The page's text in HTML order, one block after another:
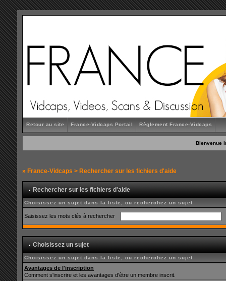
Retour au site France-Vidcaps Portail Règlement France-Vidcaps
Bienvenue
» France-Vidcaps > Rechercher sur les fichiers d'aide
Rechercher sur les fichiers d'aide
Choisissez un sujet dans la liste, ou recherchez un sujet
Saisissez les mots clés à rechercher
Choisissez un sujet
Choisissez un sujet dans la liste, ou recherchez un sujet
Avantages de l'inscription
Comment s'inscrire et les avantages d'être un membre inscrit.